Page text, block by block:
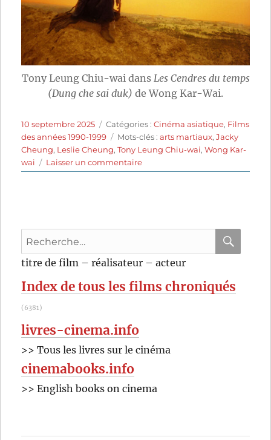
Tony Leung Chiu-wai dans Les Cendres du temps
(Dung che sai duk) de Wong Kar-Wai.
Publié
le
10 septembre 2025 Catégories
Catégories :Cinéma asiatique, Films
des années 1990-1999
Étiquettes
Mots-clés :arts martiaux,Jacky
Cheung, Leslie Cheung,Tony Leung Chiu-wai,Wong Kar-
wai
Laisser un commentairesur
Les
Kar-
Recherche
pour
:
titre de film – réalisateur – acteur
Index de tous les films chroniqués
(6381)
livres-cinema.info
>> Tous les livres sur le cinéma
cinemabooks.info
>> English books on cinema